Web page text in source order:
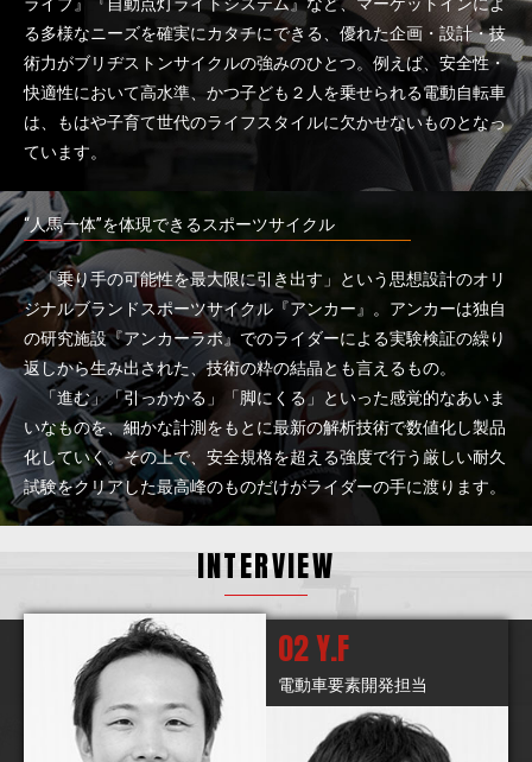
る多様なニーズを確実にカタチにできる、優れた企画・設計・技
術力がブリヂストンサイクルの強みのひとつ。例えば、安全性・
快適性において高水準、かつ子ども２人を乗せられる電動自転車
は、もはや子育て世代のライフスタイルに欠かせないものとなっ
ています。
“人馬一体”を体現できるスポーツサイクル
「乗り手の可能性を最大限に引き出す」という思想設計のオリ
ジナルブランドスポーツサイクル『アンカー』。アンカーは独自
の研究施設『アンカーラボ』でのライダーによる実験検証の繰り
返しから生み出された、技術の粋の結晶とも言えるもの。
「進む」「引っかかる」「脚にくる」といった感覚的なあいま
いなものを、細かな計測をもとに最新の解析技術で数値化し製品
化していく。その上で、安全規格を超える強度で行う厳しい耐久
試験をクリアした最高峰のものだけがライダーの手に渡ります。
INTERVIEW
02 Y.F
電動車要素開発担当